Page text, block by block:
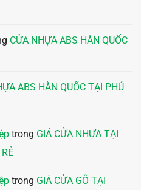
CỬA NHỰA ABS HÀN QUỐC
ABS HÀN QUỐC TẠI PHÚ
trong GIÁ CỬA NHỰA TẠI
trong GIÁ CỬA GỖ TẠI